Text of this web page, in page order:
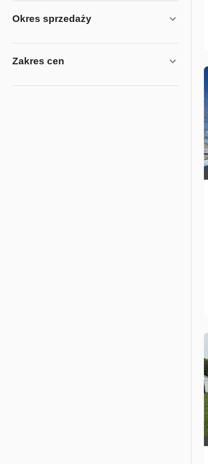
Okres sprzedaży
Zakres cen